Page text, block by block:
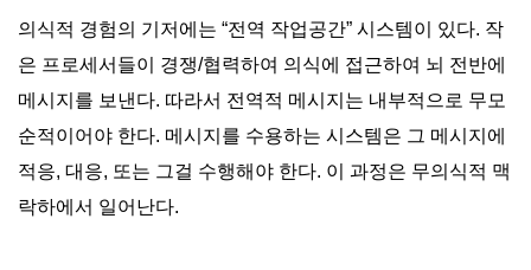
의식적 경험의 기저에는 “전역 작업공간” 시스템이 있다. 작
은 프로세서들이 경쟁/협력하여 의식에 접근하여 뇌 전반에
메시지를 보낸다. 따라서 전역적 메시지는 내부적으로 무모
순적이어야 한다. 메시지를 수용하는 시스템은 그 메시지에
적응, 대응, 또는 그걸 수행해야 한다. 이 과정은 무의식적 맥
락하에서 일어난다.